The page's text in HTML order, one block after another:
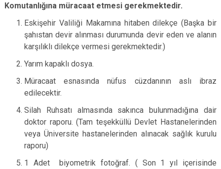
Komutanlığına müracaat etmesi gerekmektedir.
Eskişehir Valiliği Makamına hitaben dilekçe (Başka bir
şahıstan devir alınması durumunda devir eden ve alanın
karşılıklı dilekçe vermesi gerekmektedir.)
Yarım kapaklı dosya.
Müracaat esnasında nüfus cüzdanının aslı ibraz
edilecektir.
Silah Ruhsatı almasında sakınca bulunmadığına dair
doktor raporu. (Tam teşekküllü Devlet Hastanelerinden
veya Üniversite hastanelerinden alınacak sağlık kurulu
raporu)
1 Adet biyometrik fotoğraf. ( Son 1 yıl içerisinde